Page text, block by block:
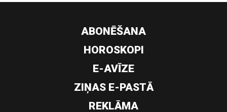
ABONĒŠANA
HOROSKOPI
E-AVĪZE
ZIŅAS E-PASTĀ
REKLĀMA